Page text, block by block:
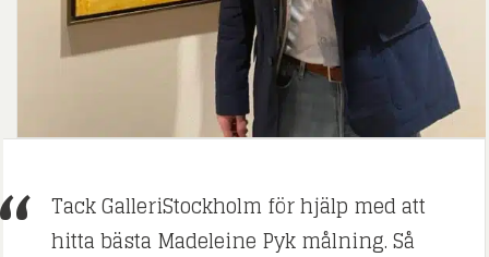
Tack GalleriStockholm för hjälp med att
hitta bästa Madeleine Pyk målning. Så